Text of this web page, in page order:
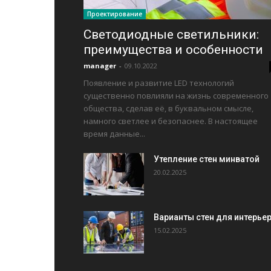
Проектирование
Светодиодные светильники:
преимущества и особенности
manager - 09.10.2022
Появление и развитие LED технологий
существенно повлияли на жизнь современного
общества, сделав её, в буквальном смысле,
намного светлее и безопаснее. В настоящее
время данные...
Утепление стен минватой
20.02.2025
Варианты стен для
15.02.2025